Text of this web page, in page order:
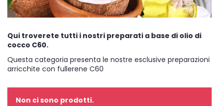
Qui troverete tutti i nostri preparati a base di olio di
cocco C60.
Questa categoria presenta le nostre esclusive preparazioni
arricchite con fullerene C60
Non ci sono prodotti.